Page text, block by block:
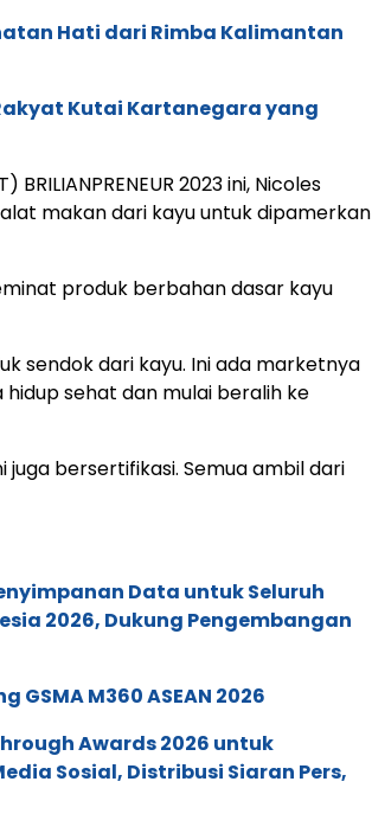
Hati dari Rimba Kalimantan
Kutai Kartanegara yang
2023 ini, Nicoles
makan dari kayu untuk dipamerkan
produk berbahan dasar kayu
sendok dari kayu. Ini ada marketnya
sehat dan mulai beralih ke
juga bersertifikasi. Semua ambil dari
Data untuk Seluruh
2026, Dukung Pengembangan
M360 ASEAN 2026
Awards 2026 untuk
Sosial, Distribusi Siaran Pers,